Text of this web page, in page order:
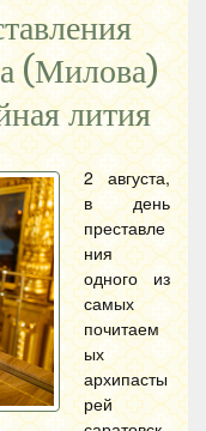
(Милова)
лития
2 августа,
в день
преставле
ния
одного из
самых
почитаем
ых
архипасты
рей